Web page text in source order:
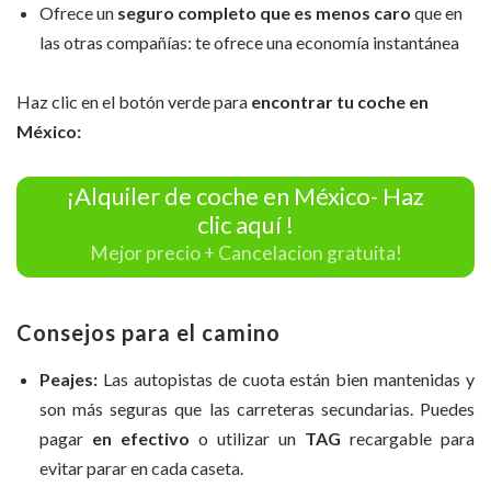
Ofrece un seguro completo que es menos caro que en
las otras compañías: te ofrece una economía instantánea
Haz clic en el botón verde para encontrar tu coche en
México:
¡Alquiler de coche en México- Haz
clic aquí !
Mejor precio + Cancelacion gratuita!
Consejos para el camino
Peajes: Las autopistas de cuota están bien mantenidas y
son más seguras que las carreteras secundarias. Puedes
pagar en efectivo o utilizar un TAG recargable para
evitar parar en cada caseta.